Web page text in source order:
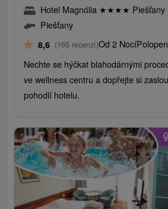
Hotel Magnólia ★★★★ Piešťany
Piešťany
8,6 (165 recenzí)Od 2 Nocí
Nechte se hýčkat blahodárnými
ve wellness centru a dopřejte si
pohodlí hotelu.